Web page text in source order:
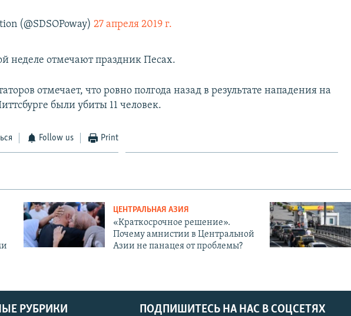
(@SDSOPoway)27 апреля 2019 г.
неделе отмечают праздник Песах.
отмечает, что ровно полгода назад в результате нападения на
были убиты 11 человек.
Follow us Print
ЦЕНТРАЛЬНАЯ АЗИЯ
«Краткосрочное решение».
Почему амнистии в Центральной
Азии не панацея от проблемы?
ПОДПИШИТЕСЬ НА НАС В СОЦСЕТЯХ
РУБРИКИ